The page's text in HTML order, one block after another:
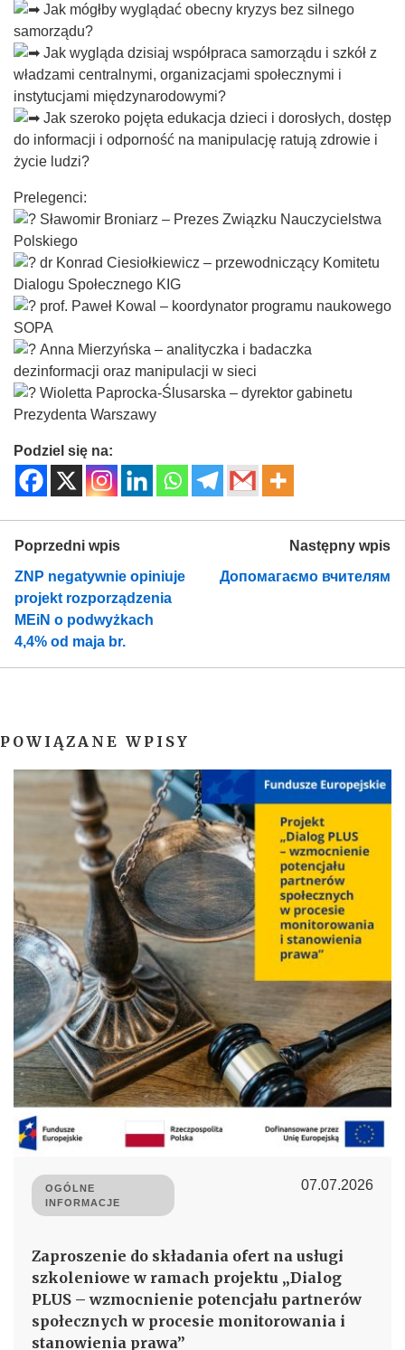
Jak mógłby wyglądać obecny kryzys bez silnego
samorządu?
Jak wygląda dzisiaj współpraca samorządu i szkół z
władzami centralnymi, organizacjami społecznymi i
instytucjami międzynarodowymi?
Jak szeroko pojęta edukacja dzieci i dorosłych, dostęp
do informacji i odporność na manipulację ratują zdrowie i
życie ludzi?
Prelegenci:
Sławomir Broniarz – Prezes Związku Nauczycielstwa
Polskiego
dr Konrad Ciesiołkiewicz – przewodniczący Komitetu
Dialogu Społecznego KIG
prof. Paweł Kowal – koordynator programu naukowego
SOPA
Anna Mierzyńska – analityczka i badaczka
dezinformacji oraz manipulacji w sieci
Wioletta Paprocka-Ślusarska – dyrektor gabinetu
Prezydenta Warszawy
Podziel się na:
Poprzedni wpis
ZNP negatywnie opiniuje
projekt rozporządzenia
MEiN o podwyżkach
4,4% od maja br.
Następny wpis
Допомагаємо вчителям
POWIĄZANE WPISY
OGÓLNE
INFORMACJE
07.07.2026
Zaproszenie do składania ofert na usługi
szkoleniowe w ramach projektu „Dialog
PLUS – wzmocnienie potencjału partnerów
społecznych w procesie monitorowania i
stanowienia prawa”